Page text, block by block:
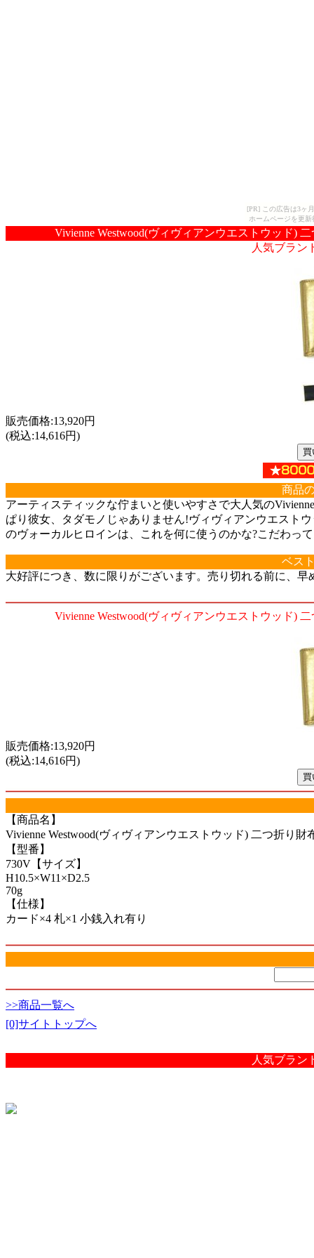
[PR] この広告は3ヶ
ホームページを更
Vivienne Westwood(ヴィヴィアンウエストウッド)
人気ブラン
販売価格:13,920円
(税込:14,616円)
商品
アーティスティックな佇まいと使いやすさで大人気の
ぱり彼女、タダモノじゃありません!ヴィヴィアンウエスト
のヴォーカルヒロインは、これを何に使うのかな?こだわっ
ベス
大好評につき、数に限りがございます。売り切れる前に、
Vivienne Westwood(ヴィヴィアンウエストウッド)
販売価格:13,920円
(税込:14,616円)
【商品名】
Vivienne Westwood(ヴィヴィアンウエストウッド) 二つ折り
【型番】
730V【サイズ】
H10.5×W11×D2.5
70g
【仕様】
カード×4 札×1 小銭入れ有り
>>商品一覧へ
[0]サイトトップへ
人気ブラン